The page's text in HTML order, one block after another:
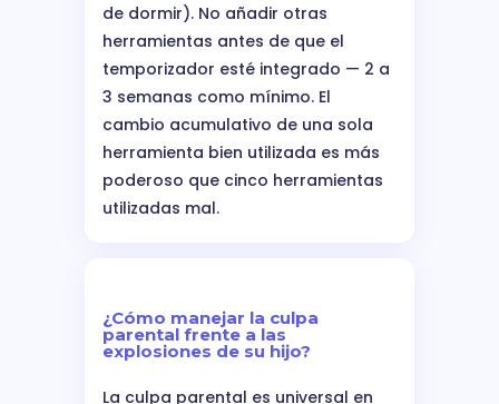
de dormir). No añadir otras
herramientas antes de que el
temporizador esté integrado — 2 a
3 semanas como mínimo. El
cambio acumulativo de una sola
herramienta bien utilizada es más
poderoso que cinco herramientas
utilizadas mal.
¿Cómo manejar la culpa
parental frente a las
explosiones de su hijo?
La culpa parental es universal en